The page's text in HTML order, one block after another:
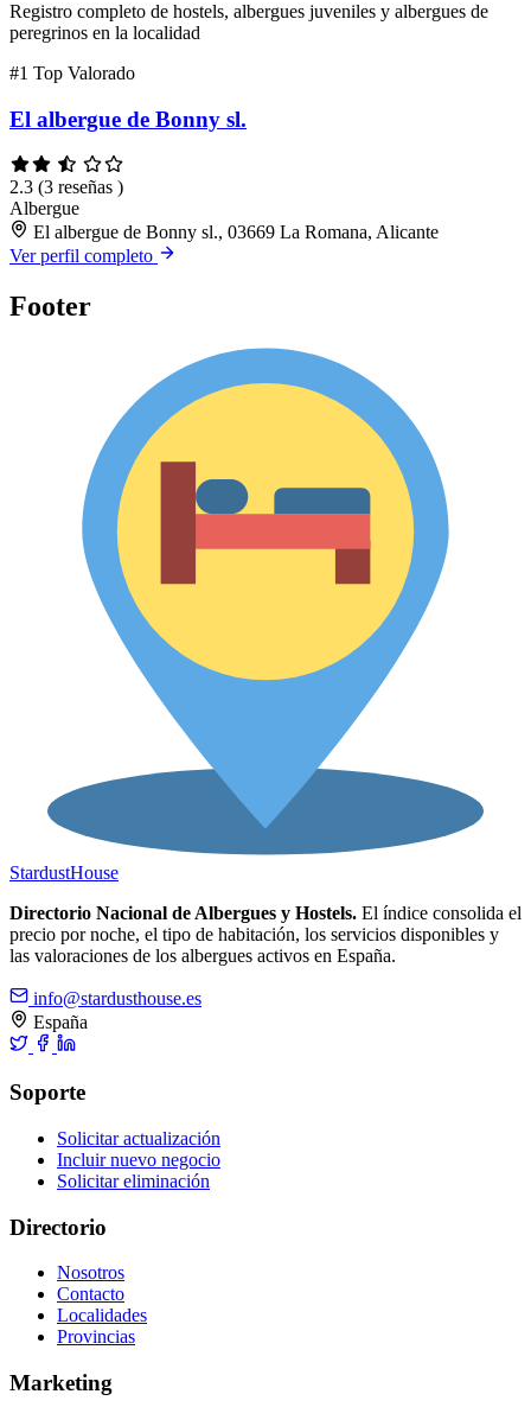
Registro completo de hostels, albergues juveniles y albergues de
peregrinos en la localidad
#1 Top Valorado
El albergue de Bonny sl.
2.3 (3 reseñas )
Albergue
El albergue de Bonny sl., 03669 La Romana, Alicante
Ver perfil completo
Footer
StardustHouse
Directorio Nacional de Albergues y Hostels. El índice consolida el
precio por noche, el tipo de habitación, los servicios disponibles y
las valoraciones de los albergues activos en España.
info@stardusthouse.es
España
Soporte
Solicitar actualización
Incluir nuevo negocio
Solicitar eliminación
Directorio
Nosotros
Contacto
Localidades
Provincias
Marketing